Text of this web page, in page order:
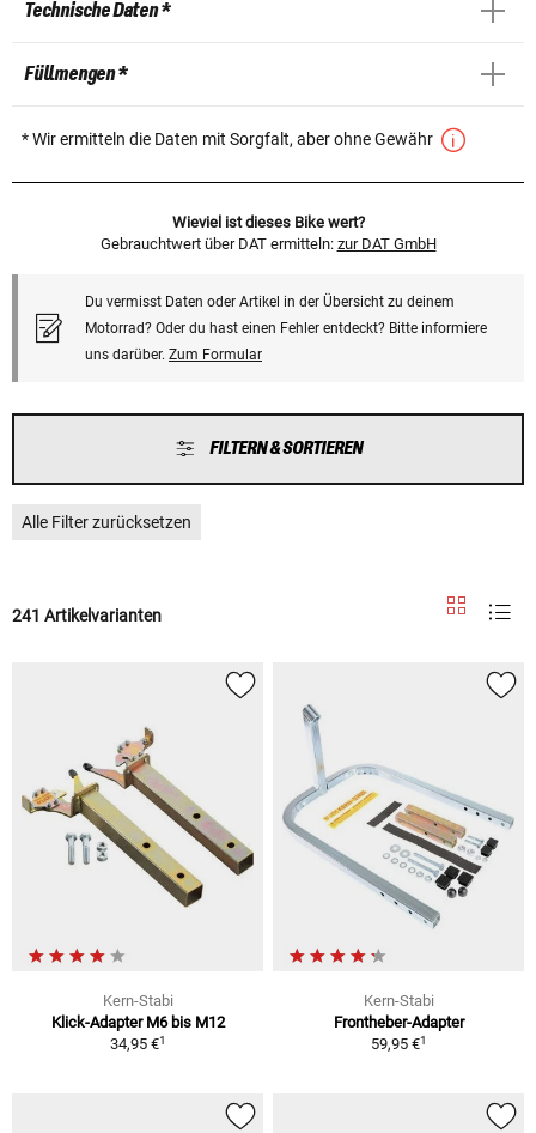
Technische Daten *
Füllmengen *
* Wir ermitteln die Daten mit Sorgfalt, aber ohne Gewähr
Wieviel ist dieses Bike wert?
Gebrauchtwert über DAT ermitteln: zur DAT GmbH
Du vermisst Daten oder Artikel in der Übersicht zu deinem
Motorrad? Oder du hast einen Fehler entdeckt? Bitte informiere
uns darüber. Zum Formular
FILTERN & SORTIEREN
Alle Filter zurücksetzen
241 Artikelvarianten
Kern-Stabi
Klick-Adapter M6 bis M12
34,95 €1
Kern-Stabi
Frontheber-Adapter
59,95 €1